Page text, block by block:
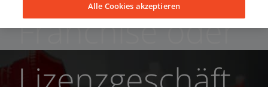
Franchise oder
Alle Cookies akzeptieren